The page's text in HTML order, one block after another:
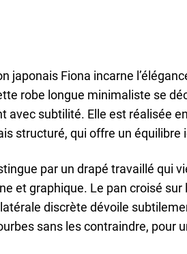
japonais Fiona incarne
robe longue minimaliste se
avec subtilité. Elle est réalisée
structuré, qui offre un
par un drapé travaillé qui
et graphique. Le pan croisé sur
discrète dévoile
sans les contraindre, pour